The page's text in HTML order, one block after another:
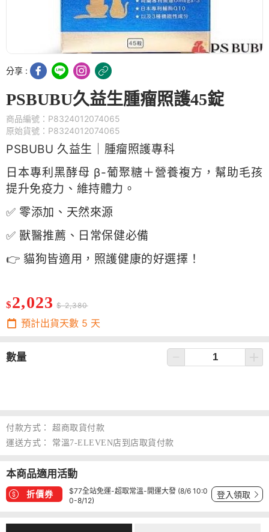
分享 :
PSBUBU久益生腫瘤照護45錠
商品編號：P8324012074065
原始貨號：P8324012074065
PSBUBU 久益生｜腫瘤照護專科
日本專利黑酵母 β-葡聚糖＋營養複方，幫助毛孩
提升免疫力、維持體力。
✅ 零添加、天然來源
✅ 獸醫推薦、日常保健必備
👉 貓狗皆適用，照護健康的好選擇！
$2,023 $ 2,380
預計出貨天數 5 天
數量
付款方式：
超商取貨付款
運送方式：
常溫7-ELEVEN店到店取貨付款
本商品適用活動
折價券
$77全站免運-超取常溫-開運大發 (8/6 10:0
0-8/12)
登入領取